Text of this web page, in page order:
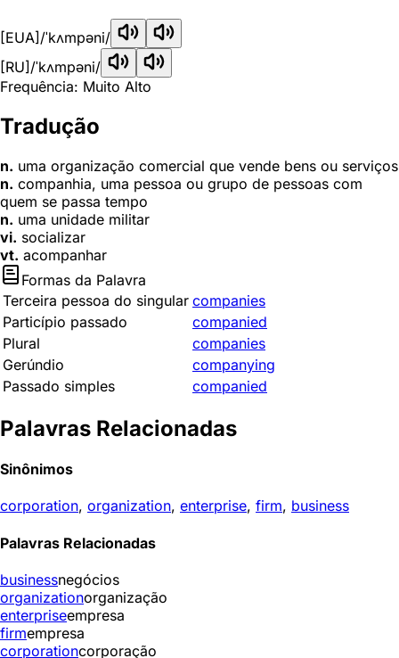
[EUA] /ˈkʌmpəni/
[RU] /ˈkʌmpəni/
Frequência: Muito Alto
Tradução
n. uma organização comercial que vende bens ou serviços
n. companhia, uma pessoa ou grupo de pessoas com
quem se passa tempo
n. uma unidade militar
vi. socializar
vt. acompanhar
Formas da Palavra
Terceira pessoa do singular companies
Particípio passado
companied
Plural
companies
Gerúndio
companying
Passado simples
companied
Palavras Relacionadas
Sinônimos
corporation, organization, enterprise, firm, business
Palavras Relacionadas
businessnegócios
organizationorganização
enterpriseempresa
firmempresa
corporationcorporação